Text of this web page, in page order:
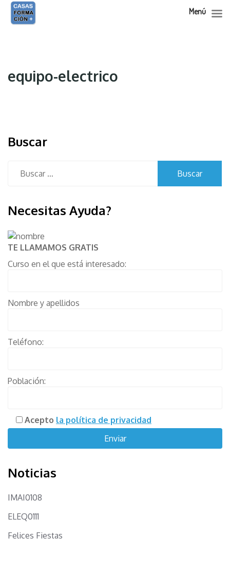
equipo-electrico
Buscar
Necesitas Ayuda?
TE LLAMAMOS GRATIS
Curso en el que está interesado:
Nombre y apellidos
Teléfono:
Población:
Acepto la política de privacidad
Noticias
IMAI0108
ELEQ0111
Felices Fiestas
Menú